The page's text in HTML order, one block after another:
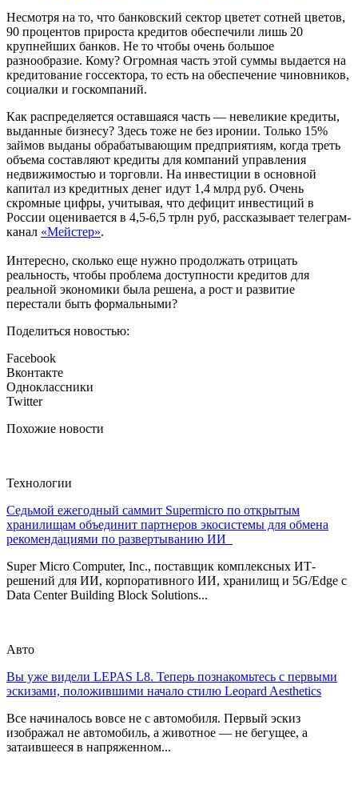
Несмотря на то, что банковский сектор цветет сотней цветов,
90 процентов прироста кредитов обеспечили лишь 20
крупнейших банков. Не то чтобы очень большое
разнообразие. Кому? Огромная часть этой суммы выдается на
кредитование госсектора, то есть на обеспечение чиновников,
социалки и госкомпаний.
Как распределяется оставшаяся часть — невеликие кредиты,
выданные бизнесу? Здесь тоже не без иронии. Только 15%
займов выданы обрабатывающим предприятиям, когда треть
объема составляют кредиты для компаний управления
недвижимостью и торговли. На инвестиции в основной
капитал из кредитных денег идут 1,4 млрд руб. Очень
скромные цифры, учитывая, что дефицит инвестиций в
России оценивается в 4,5-6,5 трлн руб, рассказывает телеграм-
канал «Мейстер».
Интересно, сколько еще нужно продолжать отрицать
реальность, чтобы проблема доступности кредитов для
реальной экономики была решена, а рост и развитие
перестали быть формальными?
Поделиться новостью:
Facebook
Вконтакте
Одноклассники
Twitter
Похожие новости
Технологии
Седьмой ежегодный саммит Supermicro по открытым
хранилищам объединит партнеров экосистемы для обмена
рекомендациями по развертыванию ИИ
Super Micro Computer, Inc., поставщик комплексных ИТ-
решений для ИИ, корпоративного ИИ, хранилищ и 5G/Edge с
Data Center Building Block Solutions...
Авто
Вы уже видели LEPAS L8. Теперь познакомьтесь с первыми
эскизами, положившими начало стилю Leopard Aesthetics
Все начиналось вовсе не с автомобиля. Первый эскиз
изображал не автомобиль, а животное — не бегущее, а
затаившееся в напряженном...